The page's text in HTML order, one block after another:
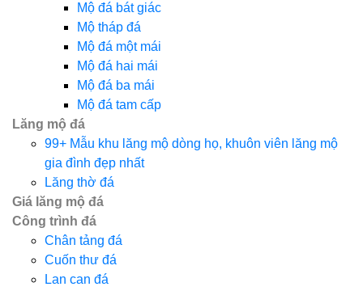
Mộ đá bát giác
Mộ tháp đá
Mộ đá một mái
Mộ đá hai mái
Mộ đá ba mái
Mộ đá tam cấp
Lăng mộ đá
99+ Mẫu khu lăng mộ dòng họ, khuôn viên lăng mộ
gia đình đẹp nhất
Lăng thờ đá
Giá lăng mộ đá
Công trình đá
Chân tảng đá
Cuốn thư đá
Lan can đá